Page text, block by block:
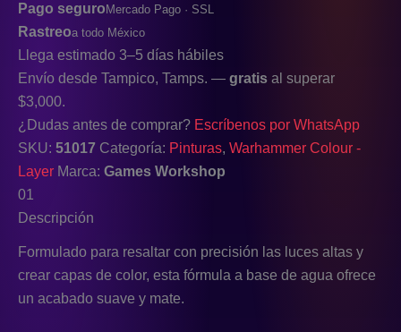
Pago seguro Mercado Pago · SSL
Rastreoa todo México
Llega estimado 3–5 días hábiles
Envío desde Tampico, Tamps. — gratis al superar
$3,000.
¿Dudas antes de comprar? Escríbenos por WhatsApp
SKU: 51017 Categoría: Pinturas, Warhammer Colour -
Layer Marca: Games Workshop
01
Descripción
Formulado para resaltar con precisión las luces altas y
crear capas de color, esta fórmula a base de agua ofrece
un acabado suave y mate.